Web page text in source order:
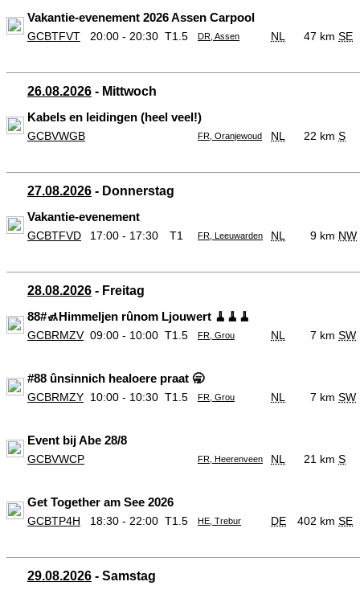
Vakantie-evenement 2026 Assen Carpool
GCBTFVT 20:00 - 20:30 T1.5 DR, Assen NL 47 km SE
26.08.2026 - Mittwoch
Kabels en leidingen (heel veel!)
GCBVWGB FR, Oranjewoud NL 22 km S
27.08.2026 - Donnerstag
Vakantie-evenement
GCBTFVD 17:00 - 17:30 T1 FR, Leeuwarden NL 9 km NW
28.08.2026 - Freitag
88#🚮Himmeljen rûnom Ljouwert 🧹🧹🧹
GCBRMZV 09:00 - 10:00 T1.5 FR, Grou NL 7 km SW
#88 ûnsinnich healoere praat 🥱
GCBRMZY 10:00 - 10:30 T1.5 FR, Grou NL 7 km SW
Event bij Abe 28/8
GCBVWCP FR, Heerenveen NL 21 km S
Get Together am See 2026
GCBTP4H 18:30 - 22:00 T1.5 HE, Trebur DE 402 km SE
29.08.2026 - Samstag